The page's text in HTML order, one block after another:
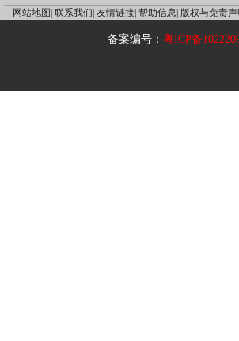
网站地图| 联系我们| 友情链接| 帮助信息| 版权与免责声
备案编号：粤ICP备